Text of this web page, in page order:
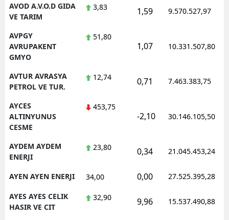
AVOD A.V.O.D GIDA
VE TARIM
3,83 1,59 9.570.527,97
AVPGY
AVRUPAKENT
GMYO
51,80
1,07 10.331.507,80
AVTUR AVRASYA
PETROL VE TUR.
12,74 0,71 7.463.383,75
AYCES
ALTINYUNUS
CESME
453,75
-2,10 30.146.105,50
AYDEM AYDEM
ENERJI
23,80 0,34 21.045.453,24
AYEN AYEN ENERJI 34,00 0,00 27.525.395,28
AYES AYES CELIK
HASIR VE CIT
32,90 9,96 15.537.490,88